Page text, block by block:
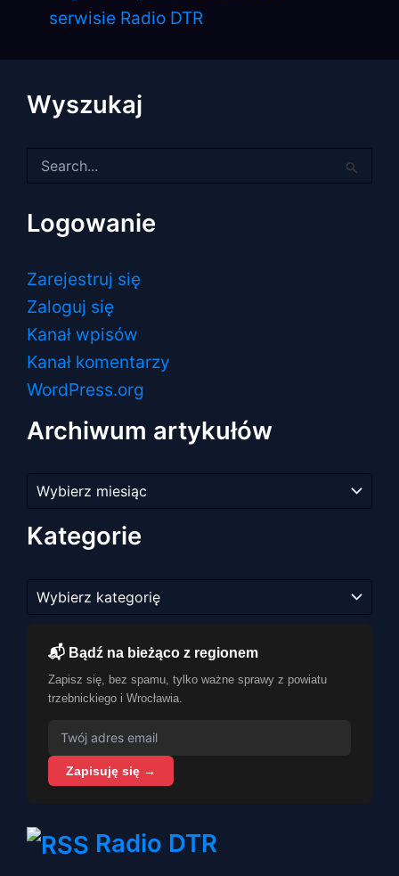
serwisie Radio DTR
Wyszukaj
dla:
Logowanie
Zarejestruj się
Zaloguj się
Kanał wpisów
Kanał komentarzy
WordPress.org
Archiwum artykułów
artykułów
Kategorie
📬 Bądź na bieżąco z regionem
Zapisz się, bez spamu, tylko ważne sprawy z powiatu
trzebnickiego i Wrocławia.
Zapisuję się →
Radio DTR